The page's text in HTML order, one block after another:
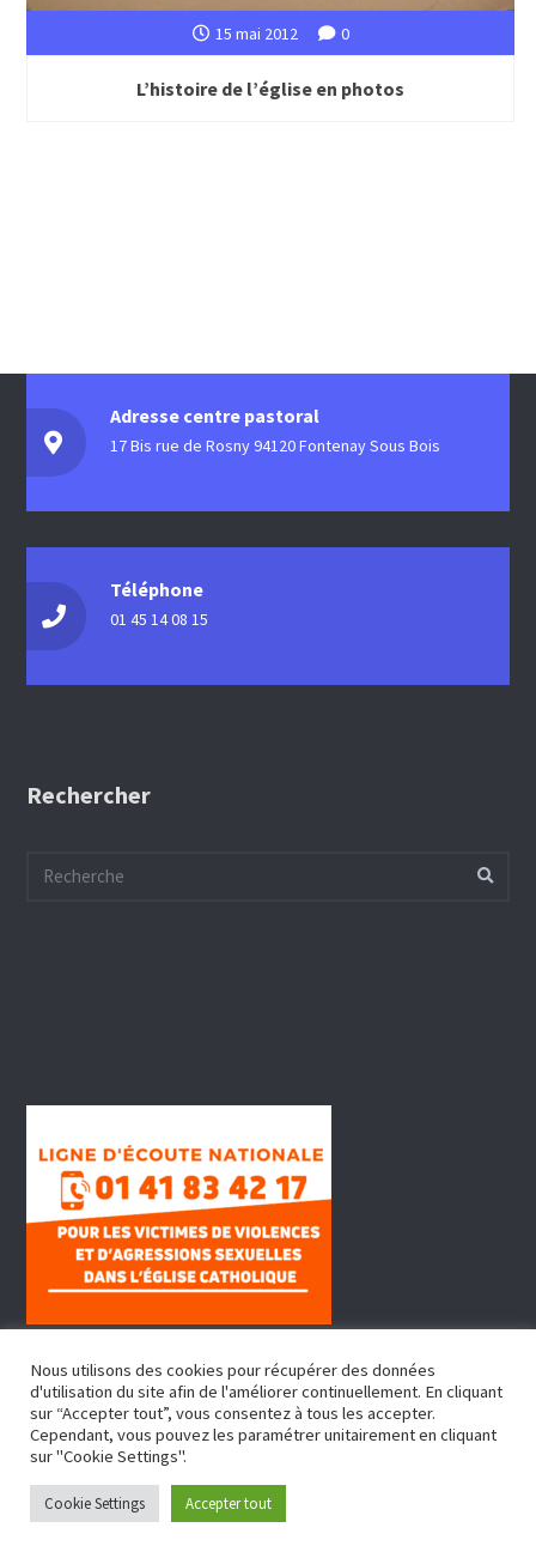
15 mai 2012 0
L’histoire de l’église en photos
Adresse centre pastoral
17 Bis rue de Rosny 94120 Fontenay Sous Bois
Téléphone
01 45 14 08 15
Rechercher
Copyright © 2022, Doyenné Fontenay Sous Bois
Nous utilisons des cookies pour récupérer des données
d'utilisation du site afin de l'améliorer continuellement. En cliquant
sur “Accepter tout”, vous consentez à tous les accepter.
Cependant, vous pouvez les paramétrer unitairement en cliquant
sur "Cookie Settings".
Cookie Settings Accepter tout